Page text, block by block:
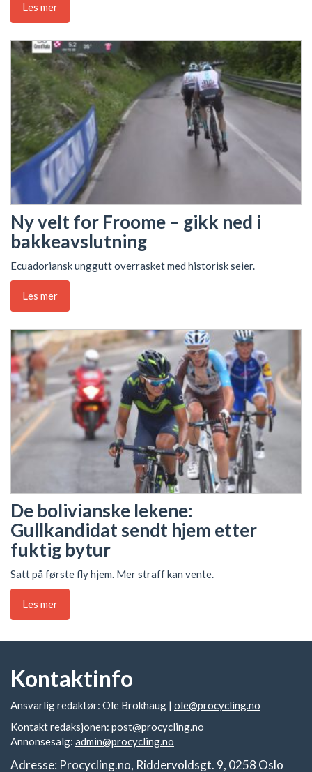
Les mer
Ny velt for Froome – gikk ned i
bakkeavslutning
Ecuadoriansk unggutt overrasket med historisk seier.
Les mer
De bolivianske lekene:
Gullkandidat sendt hjem etter
fuktig bytur
Satt på første fly hjem. Mer straff kan vente.
Les mer
Kontaktinfo
Ansvarlig redaktør: Ole Brokhaug | ole@procycling.no
Kontakt redaksjonen: post@procycling.no
Annonsesalg: admin@procycling.no
Adresse: Procycling.no, Riddervoldsgt. 9, 0258 Oslo